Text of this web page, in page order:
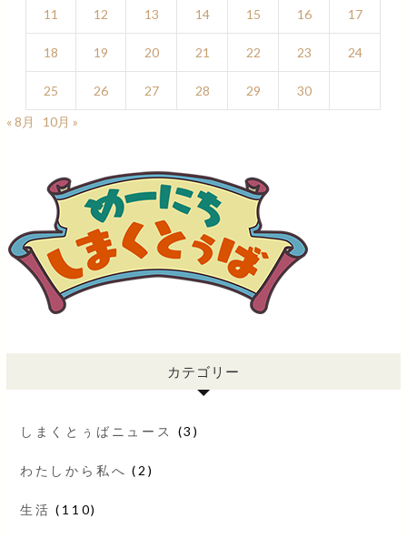
11 12 13 14 15 16 17
18 19 20 21 22 23 24
25 26 27 28 29
30
« 8月
10月 »
カテゴリー
しまくとぅばニュース (3)
わたしから私へ (2)
生活 (110)